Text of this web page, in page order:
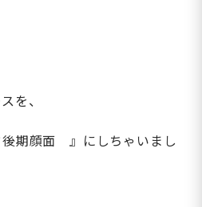
を、
期顔面 』にしちゃいまし